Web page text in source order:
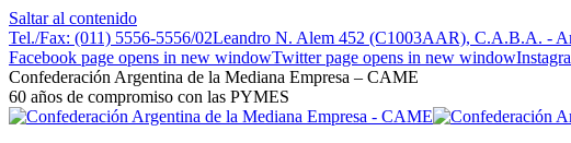
Saltar al contenido
Tel./Fax: (011) 5556-5556/02Leandro N. Alem 452 (C1003AAR), C.A.B.A. -
Facebook page opens in new windowTwitter page opens in new window
Confederación Argentina de la Mediana Empresa – CAME
60 años de compromiso con las PYMES